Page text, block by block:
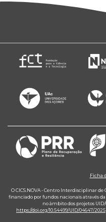
Ficha
O CICS.NOVA - Centro Interdisciplinar de
financiado por fundos nacionais através da
no âmbito dos projetos UID/
https://doi.org/10.54499/UID/04647/2025